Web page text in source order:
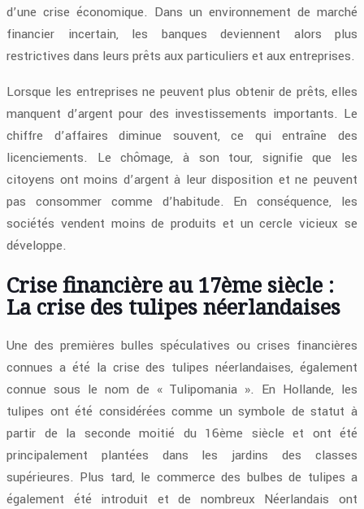
d’une crise économique. Dans un environnement de marché
financier incertain, les banques deviennent alors plus
restrictives dans leurs prêts aux particuliers et aux entreprises.
Lorsque les entreprises ne peuvent plus obtenir de prêts, elles
manquent d’argent pour des investissements importants. Le
chiffre d’affaires diminue souvent, ce qui entraîne des
licenciements. Le chômage, à son tour, signifie que les
citoyens ont moins d’argent à leur disposition et ne peuvent
pas consommer comme d’habitude. En conséquence, les
sociétés vendent moins de produits et un cercle vicieux se
développe.
Crise financière au 17ème siècle :
La crise des tulipes néerlandaises
Une des premières bulles spéculatives ou crises financières
connues a été la crise des tulipes néerlandaises, également
connue sous le nom de « Tulipomania ». En Hollande, les
tulipes ont été considérées comme un symbole de statut à
partir de la seconde moitié du 16ème siècle et ont été
principalement plantées dans les jardins des classes
supérieures. Plus tard, le commerce des bulbes de tulipes a
également été introduit et de nombreux Néerlandais ont